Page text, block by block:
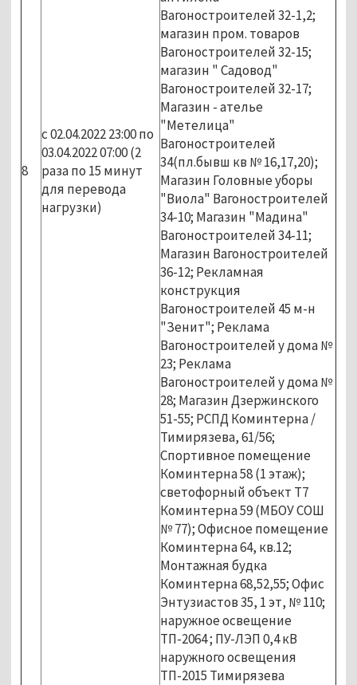
8
с 02.04.2022 23:00 по
03.04.2022 07:00 (2
раза по 15 минут
для перевода
нагрузки)
Вагоностроителей 32-1,2;
магазин пром. товаров
Вагоностроителей 32-15;
магазин " Садовод"
Вагоностроителей 32-17;
Магазин - ателье
"Метелица"
Вагоностроителей
34(пл.бывш кв № 16,17,20);
Магазин Головные уборы
"Виола" Вагоностроителей
34-10; Магазин "Мадина"
Вагоностроителей 34-11;
Магазин Вагоностроителей
36-12; Рекламная
конструкция
Вагоностроителей 45 м-н
"Зенит"; Реклама
Вагоностроителей у дома №
23; Реклама
Вагоностроителей у дома №
28; Магазин Дзержинского
51-55; РСПД Коминтерна /
Тимирязева, 61/56;
Спортивное помещение
Коминтерна 58 (1 этаж);
светофорный объект Т7
Коминтерна 59 (МБОУ СОШ
№ 77); Офисное помещение
Коминтерна 64, кв.12;
Монтажная будка
Коминтерна 68,52,55; Офис
Энтузиастов 35, 1 эт, № 110;
наружное освещение
ТП-2064 ; ПУ-ЛЭП 0,4 кВ
наружного освещения
ТП-2015 Тимирязева